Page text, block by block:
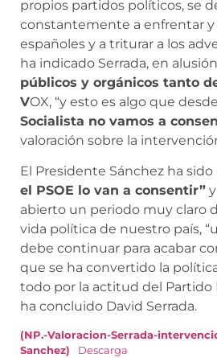
propios partidos políticos, se
constantemente a enfrentar y
españoles y a triturar a los
ha indicado Serrada, en
públicos y orgánicos tanto
VOX, “y esto es algo que
Socialista no vamos a
valoración sobre la
El Presidente Sánchez ha
el PSOE lo van a consentir”
abierto un periodo muy claro
vida política de nuestro país,
debe continuar para acabar
que se ha convertido la
todo por la actitud del Partido
ha concluido David Serrada.
(NP.-Valoracion-Serrada-
Sanchez)
Descarga